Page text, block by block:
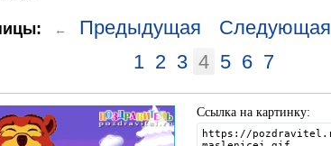
← Предыдущая Следующая
1 2 3 4 5 6 7
Ссылка на картинку: